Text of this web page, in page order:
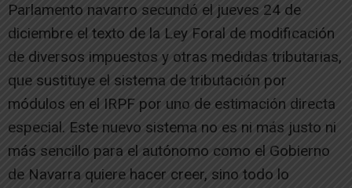
Parlamento navarro secundó el jueves 24 de
diciembre el texto de la Ley Foral de modificación
de diversos impuestos y otras medidas tributarias,
que sustituye el sistema de tributación por
módulos en el IRPF por uno de estimación directa
especial. Este nuevo sistema no es ni más justo ni
más sencillo para el autónomo como el Gobierno
de Navarra quiere hacer creer, sino todo lo